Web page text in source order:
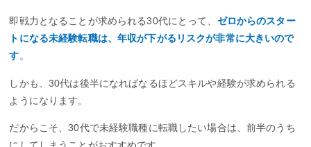
即戦力となることが求められる30代にとって、 ゼロからのスター
トになる未経験転職は、年収が下がるリスクが非常に大きいので
す。
しかも、30代は後半になればなるほどスキルや経験が求められる
ようになります。
だからこそ、30代で未経験職種に転職したい場合は、前半のうち